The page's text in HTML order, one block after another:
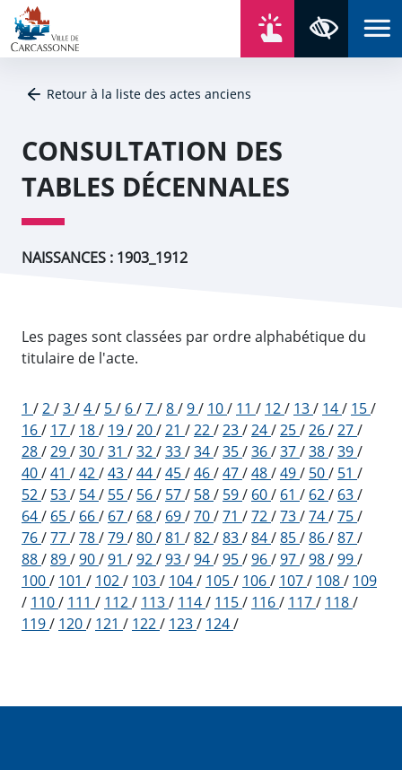
Aller au contenu
Aller au menu
Aller au plan du site
Aller à la recherche
Retour à la liste des actes anciens
CONSULTATION DES
TABLES DÉCENNALES
NAISSANCES : 1903_1912
Les pages sont classées par ordre alphabétique du
titulaire de l'acte.
1 /2/3/4/ 5/ 6/7/8/9/ 10/ 11 / 12/ 13/ 14/ 15/
16/ 17/ 18/ 19/20/21 /22/23/24/25/26/27/
28/29/30/31 /32/33/34/35/36/37/38/39/
40/41 /42/43/44/45/46/47/48/49/ 50/ 51 /
52/ 53/ 54/ 55/ 56/ 57/ 58/ 59/ 60/ 61 / 62/ 63/
64/ 65/ 66/ 67/ 68/ 69/70/71 /72/73/74/75/
76/77/78/79/80/81 /82/83/84/85/86/87/
88/89/90/91 /92/93/94/95/96/97/98/99/
100/ 101 / 102/ 103/ 104/ 105/ 106/ 107/ 108/ 109
/ 110/ 111 / 112/ 113/ 114/ 115/ 116/ 117/ 118/
119/ 120/ 121 / 122/ 123/ 124/
Panneau de gestion des cookies